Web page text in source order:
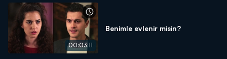
00:03:11
Benimle evlenir misin?